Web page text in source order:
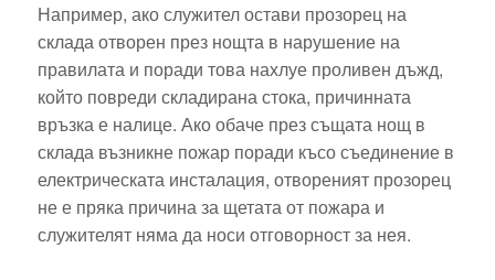
Например, ако служител остави прозорец на
склада отворен през нощта в нарушение на
правилата и поради това нахлуе проливен дъжд,
който повреди складирана стока, причинната
връзка е налице. Ако обаче през същата нощ в
склада възникне пожар поради късо съединение в
електрическата инсталация, отвореният прозорец
не е пряка причина за щетата от пожара и
служителят няма да носи отговорност за нея.